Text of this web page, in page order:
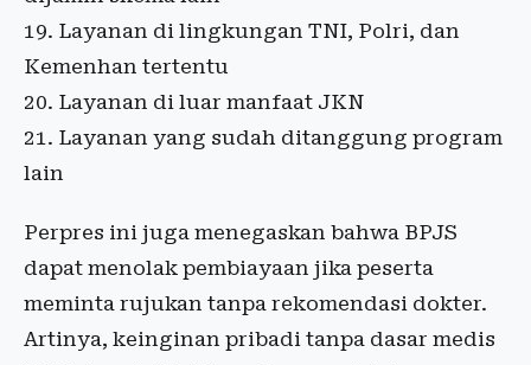
Layanan di lingkungan TNI, Polri, dan
Kemenhan tertentu
Layanan di luar manfaat JKN
Layanan yang sudah ditanggung program
lain
Perpres ini juga menegaskan bahwa BPJS
dapat menolak pembiayaan jika peserta
meminta rujukan tanpa rekomendasi dokter.
Artinya, keinginan pribadi tanpa dasar medis